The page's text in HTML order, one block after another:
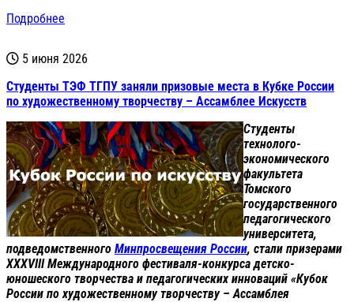
Подробнее
5 июня 2026
Студенты ТЭФ ТГПУ заняли призовые места в Кубке России
по художественному творчеству – Ассамблее Искусств
Студенты
технолого-
экономического
факультета
Томского
государственного
педагогического
университета,
подведомственного Минпросвещения России, стали призерами
XXXVIII Международного фестиваля-конкурса детско-
юношеского творчества и педагогических инноваций «Кубок
России по художественному творчеству – Ассамблея